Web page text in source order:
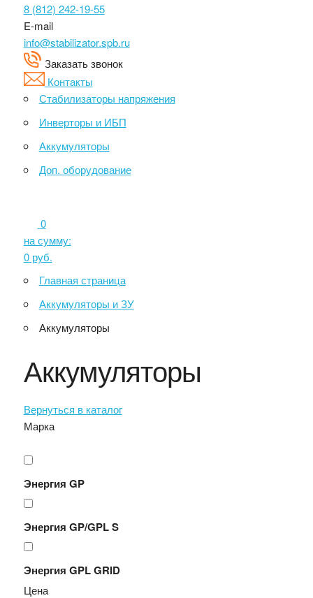
8 (812) 242-19-55
E-mail
info@stabilizator.spb.ru
Заказать звонок
Контакты
Стабилизаторы напряжения
Инверторы и ИБП
Аккумуляторы
Доп. оборудование
0
на сумму:
0руб.
Главная страница
Аккумуляторы и ЗУ
Аккумуляторы
Аккумуляторы
Вернуться в каталог
Марка
Энергия GP
Энергия GP/GPL S
Энергия GPL GRID
Цена